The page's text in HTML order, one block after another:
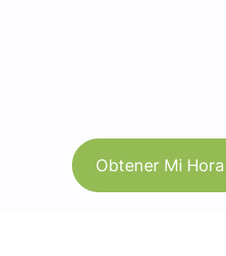
Obtener Mi